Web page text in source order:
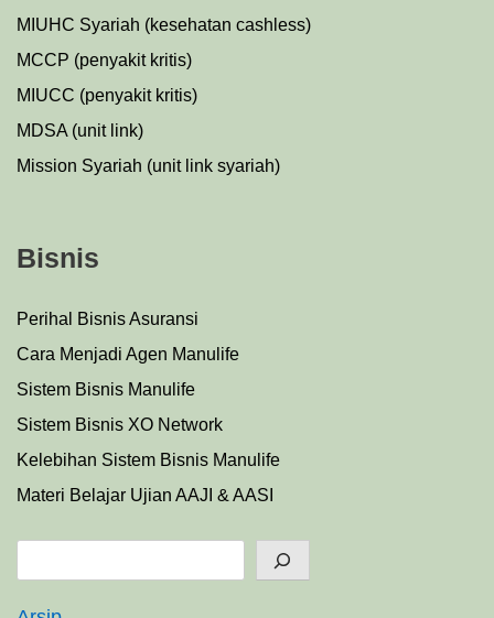
MIUHC Syariah (kesehatan cashless)
MCCP (penyakit kritis)
MIUCC (penyakit kritis)
MDSA (unit link)
Mission Syariah (unit link syariah)
Bisnis
Perihal Bisnis Asuransi
Cara Menjadi Agen Manulife
Sistem Bisnis Manulife
Sistem Bisnis XO Network
Kelebihan Sistem Bisnis Manulife
Materi Belajar Ujian AAJI & AASI